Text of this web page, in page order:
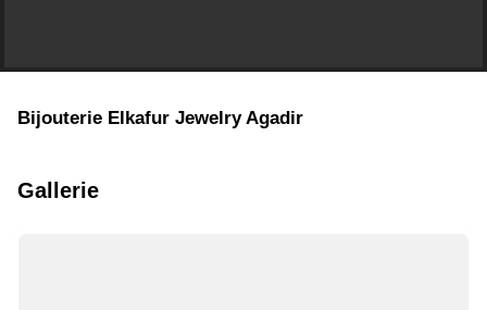
Bijouterie Elkafur Jewelry Agadir
Gallerie